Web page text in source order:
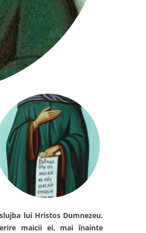
lui Hristos Dumnezeu.
maicii ei, mai înainte